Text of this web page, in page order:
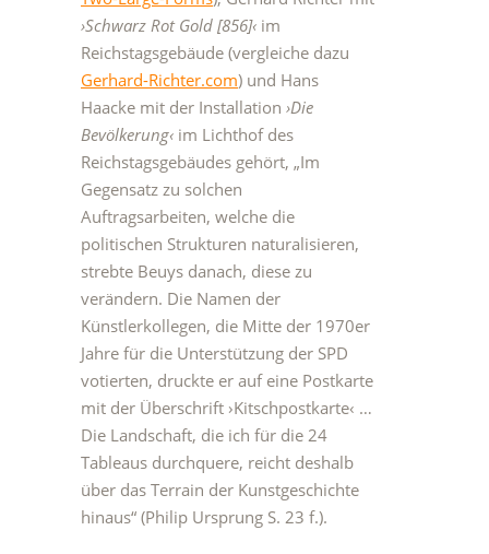
›Schwarz Rot Gold [856]‹ im
Reichstagsgebäude (vergleiche dazu
Gerhard-Richter.com) und Hans
Haacke mit der Installation ›Die
Bevölkerung‹ im Lichthof des
Reichstagsgebäudes gehört, „Im
Gegensatz zu solchen
Auftragsarbeiten, welche die
politischen Strukturen naturalisieren,
strebte Beuys danach, diese zu
verändern. Die Namen der
Künstlerkollegen, die Mitte der 1970er
Jahre für die Unterstützung der SPD
votierten, druckte er auf eine Postkarte
mit der Überschrift ›Kitschpostkarte‹ …
Die Landschaft, die ich für die 24
Tableaus durchquere, reicht deshalb
über das Terrain der Kunstgeschichte
hinaus“ (Philip Ursprung S. 23 f.).